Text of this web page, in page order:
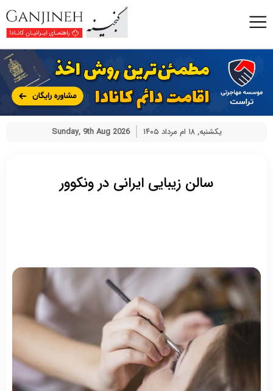
یکشنبه, ۱۸ ام مرداد ۱۴۰۵ Sunday, 9th Aug 2026
سالن زیبایی ایرانی در ونکوور